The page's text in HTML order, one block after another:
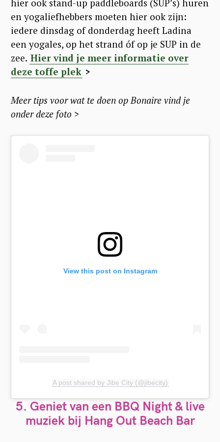
hier ook stand-up paddleboards (SUP’s) huren
en yogaliefhebbers moeten hier ook zijn:
iedere dinsdag of donderdag heeft Ladina
een yogales, op het strand óf op je SUP in de
zee. Hier vind je meer informatie over
deze toffe plek >
Meer tips voor wat te doen op Bonaire vind je
onder deze foto >
View this post on Instagram
A post shared by Jibe City (@jibecity)
5. Geniet van een BBQ Night & live
muziek bij Hang Out Beach Bar
a
r
c
h
f
o
r
: